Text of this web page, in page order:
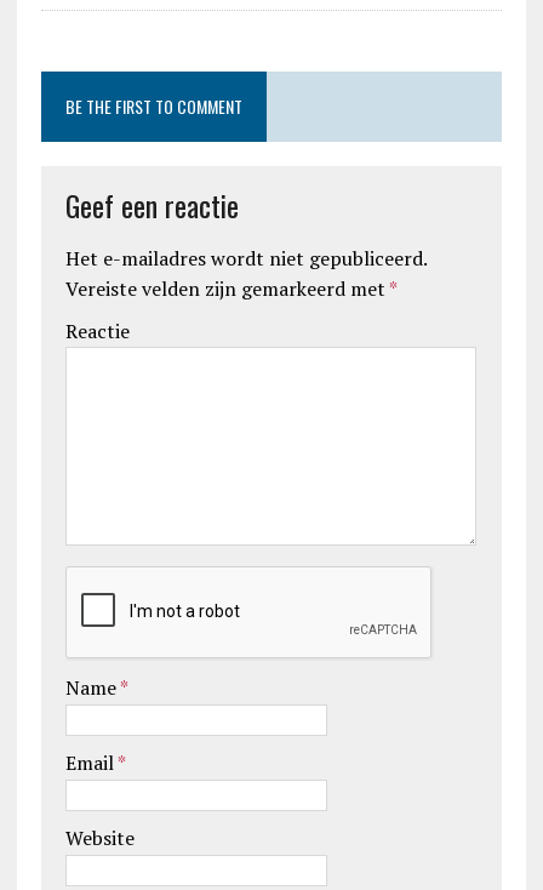
BE THE FIRST TO COMMENT
Geef een reactie
Het e-mailadres wordt niet gepubliceerd.
Vereiste velden zijn gemarkeerd met *
Reactie
Name*
Email*
Website